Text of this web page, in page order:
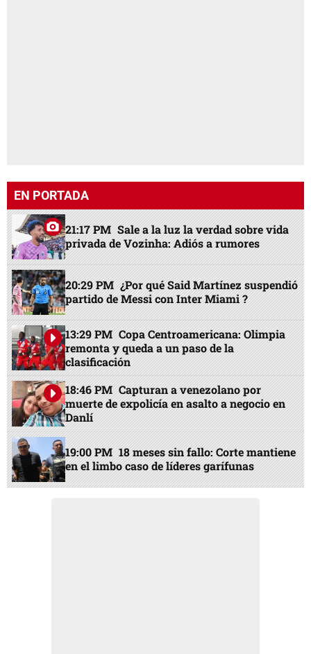
EN PORTADA
21:17 PM Sale a la luz la verdad sobre vida
privada de Vozinha: Adiós a rumores
20:29 PM ¿Por qué Said Martínez suspendió
partido de Messi con Inter Miami ?
13:29 PM Copa Centroamericana: Olimpia
remonta y queda a un paso de la
clasificación
18:46 PM Capturan a venezolano por
muerte de expolicía en asalto a negocio en
Danlí
19:00 PM 18 meses sin fallo: Corte mantiene
en el limbo caso de líderes garífunas